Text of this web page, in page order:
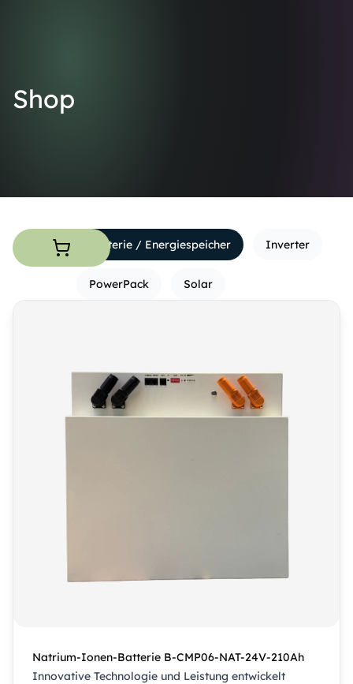
Shop
Batterie / Energiespeicher Inverter
PowerPack Solar
Natrium-Ionen-Batterie B-CMP06-NAT-24V-210Ah
Innovative Technologie und Leistung entwickelt